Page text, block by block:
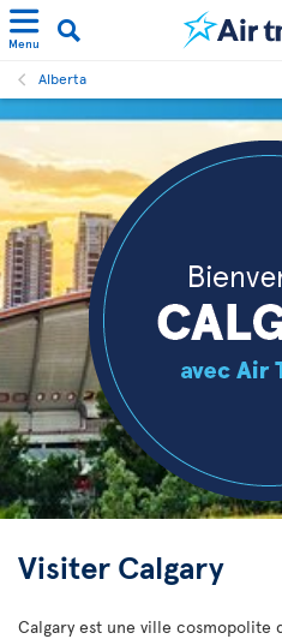
Menu
Alberta
Visiter Calgary
Calgary est une ville cosmopolite